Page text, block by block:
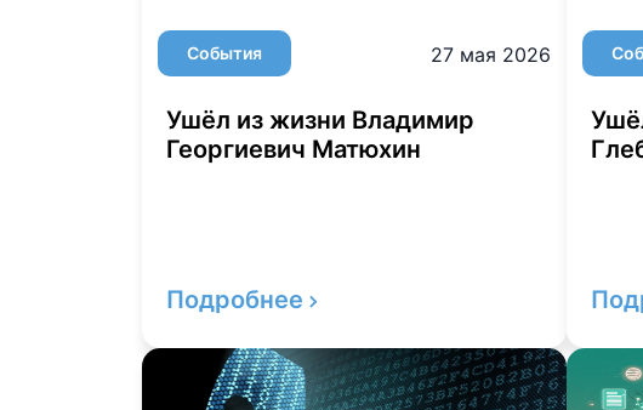
События 27 мая 2026
Ушёл из жизни Владимир
Георгиевич Матюхин
Подробнее